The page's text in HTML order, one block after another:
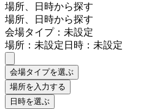
場所、日時から探す
場所、日時から探す
会場タイプ：未設定
場所：未設定日時：未設定
会場タイプを選ぶ
場所を入力する
日時を選ぶ